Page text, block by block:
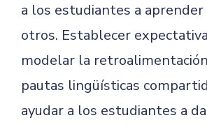
a los estudiantes a aprender
otros. Establecer
modelar la
pautas lingüísticas
ayudar a los estudiantes a